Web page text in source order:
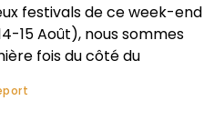
festivals de ce week-end
15 Août), nous sommes
fois du côté du